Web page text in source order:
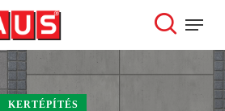
search
Menu
KERTÉPÍTÉS
Close
Menu